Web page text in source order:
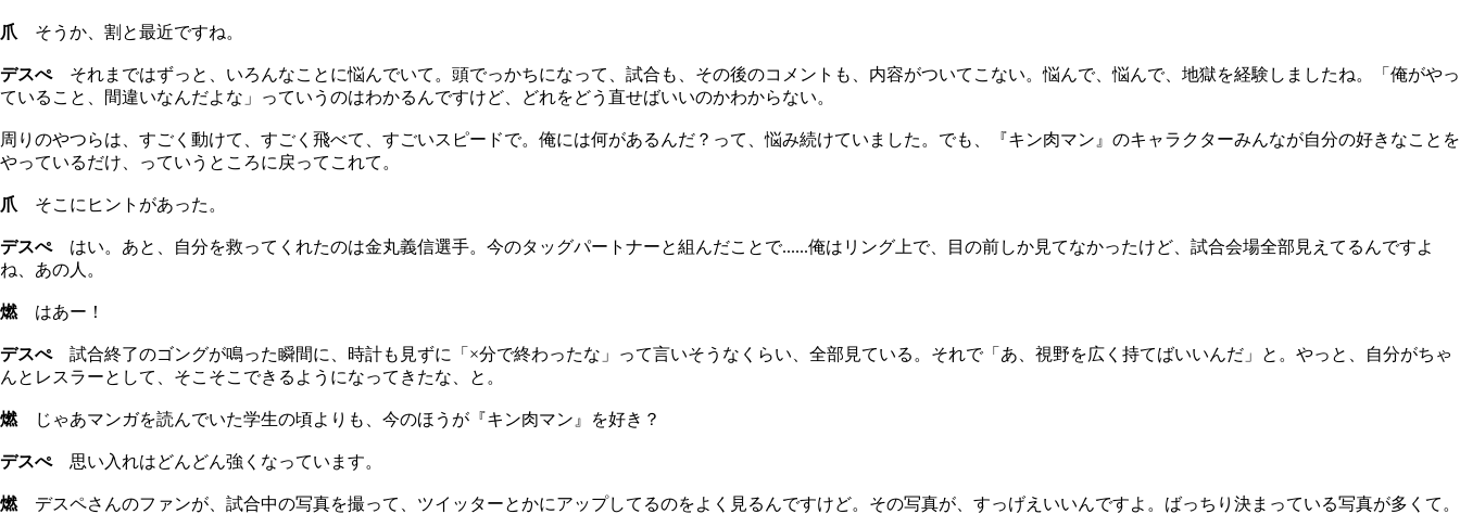
爪 そうか、割と最近ですね。
デスぺそれまではずっと、いろんなことに悩んでいて。頭でっかちになって、試合も、その後のコメントも、内容がついてこない。悩んで、悩んで、地獄を経験しましたね。「俺がやっ
ていること、間違いなんだよな」っていうのはわかるんですけど、どれをどう直せばいいのかわからない。
周りのやつらは、すごく動けて、すごく飛べて、すごいスピードで。俺には何があるんだ？って、悩み続けていました。でも、『キン肉マン』のキャラクターみんなが自分の好きなことを
やっているだけ、っていうところに戻ってこれて。
爪 そこにヒントがあった。
デスぺはい。あと、自分を救ってくれたのは金丸義信選手。今のタッグパートナーと組んだことで......俺はリング上で、目の前しか見てなかったけど、試合会場全部見えてるんですよ
ね、あの人。
燃 はあー！
デスぺ試合終了のゴングが鳴った瞬間に、時計も見ずに「×分で終わったな」って言いそうなくらい、全部見ている。それで「あ、視野を広く持てばいいんだ」と。やっと、自分がちゃ
んとレスラーとして、そこそこできるようになってきたな、と。
燃じゃあマンガを読んでいた学生の頃よりも、今のほうが『キン肉マン』を好き？
デスぺ思い入れはどんどん強くなっています。
燃デスペさんのファンが、試合中の写真を撮って、ツイッターとかにアップしてるのをよく見るんですけど。その写真が、すっげえいいんですよ。ばっちり決まっている写真が多くて。